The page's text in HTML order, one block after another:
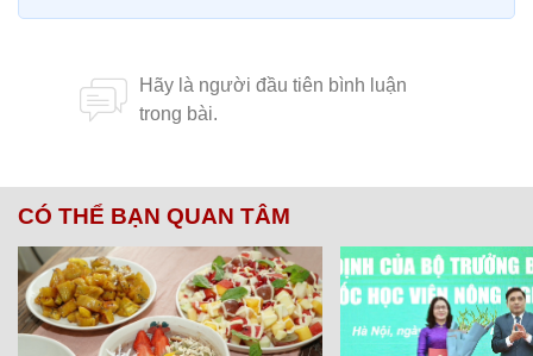
CÓ THỂ BẠN QUAN TÂM